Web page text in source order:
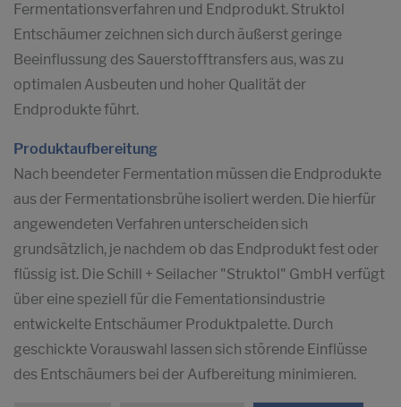
Fermentationsverfahren und Endprodukt. Struktol
Entschäumer zeichnen sich durch äußerst geringe
Beeinflussung des Sauerstofftransfers aus, was zu
optimalen Ausbeuten und hoher Qualität der
Endprodukte führt.
Produktaufbereitung
Nach beendeter Fermentation müssen die Endprodukte
aus der Fermentationsbrühe isoliert werden. Die hierfür
angewendeten Verfahren unterscheiden sich
grundsätzlich, je nachdem ob das Endprodukt fest oder
flüssig ist. Die Schill + Seilacher "Struktol" GmbH verfügt
über eine speziell für die Fementationsindustrie
entwickelte Entschäumer Produktpalette. Durch
geschickte Vorauswahl lassen sich störende Einflüsse
des Entschäumers bei der Aufbereitung minimieren.